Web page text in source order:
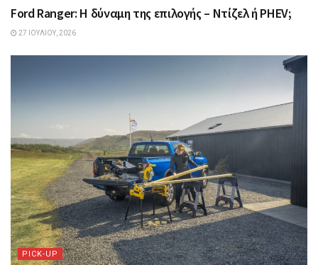
Ford Ranger: Η δύναμη της επιλογής – Ντίζελ ή PHEV;
27 ΙΟΥΛΊΟΥ, 2026
PICK-UP